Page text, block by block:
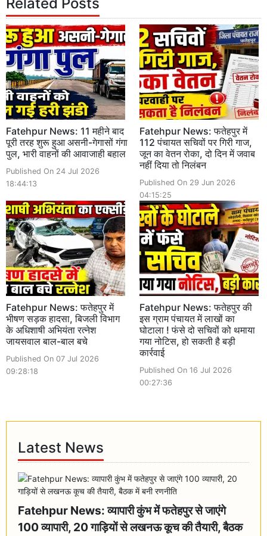
Related Posts
Fatehpur News: 11 महीने बाद
पूरी तरह शुरू हुआ असनी-गेगासों गंगा
पुल, भारी वाहनों की आवाजाही बहाल
Published On 24 Jul 2026
18:44:13
Fatehpur News: फतेहपुर में
112 पंचायत सचिवों पर गिरी गाज,
जून का वेतन रोका, दो दिन में जवाब
नहीं दिया तो निलंबन
Published On 29 Jun 2026
04:15:25
Fatehpur News: फतेहपुर में
भीषण सड़क हादसा, बिजली विभाग
के अधिशाषी अभियंता रत्नेश
जायसवाल बाल-बाल बचे
Published On 07 Jul 2026
09:28:18
Fatehpur News: फतेहपुर की
इस ग्राम पंचायत में लाखों का
घोटाला ! फंसे दो सचिवों को थमाया
गया नोटिस, हो सकती है बड़ी
कार्रवाई
Published On 16 Jul 2026
00:27:36
Latest News
Fatehpur News: व्यापारी कुंभ में फतेहपुर से जाएंगे
100 व्यापारी, 20 गाड़ियों से लखनऊ कूच की तैयारी, बैठक